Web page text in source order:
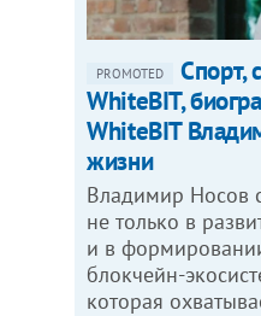
PROMOTED
Спорт,
WhiteBIT,
WhiteBIT
жизни
Владимир Носов
не только в
и в
блокчейн-
которая